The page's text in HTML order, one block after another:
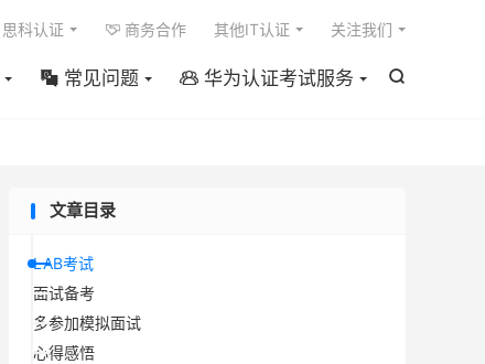

 常见问题  华为认证考试服务
思科认证  商务合作 其他IT认证 关注我们
文章目录
LAB考试
面试备考
多参加模拟面试
心得感悟